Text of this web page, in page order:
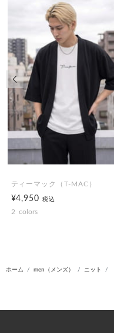
ティーマック（T-MAC）
¥4,950税込
2 colors
前の画像
ホーム men（メンズ） ニット